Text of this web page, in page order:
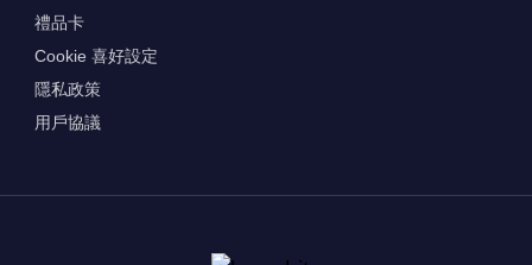
禮品卡
Cookie 喜好設定
隱私政策
用戶協議